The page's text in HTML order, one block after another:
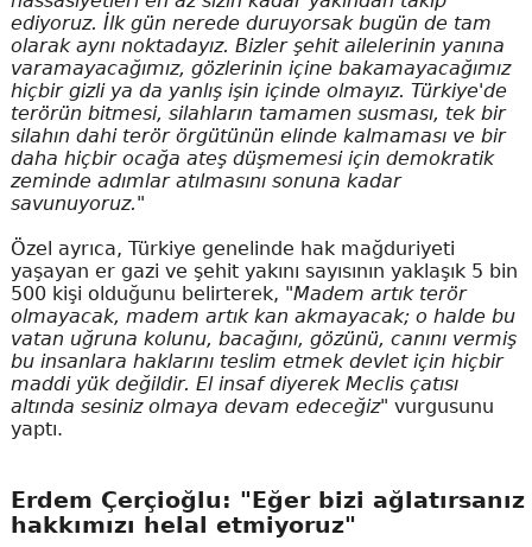
ediyoruz. İlk gün nerede duruyorsak bugün de tam
olarak aynı noktadayız. Bizler şehit ailelerinin yanına
varamayacağımız, gözlerinin içine bakamayacağımız
hiçbir gizli ya da yanlış işin içinde olmayız. Türkiye'de
terörün bitmesi, silahların tamamen susması, tek bir
silahın dahi terör örgütünün elinde kalmaması ve bir
daha hiçbir ocağa ateş düşmemesi için demokratik
zeminde adımlar atılmasını sonuna kadar
savunuyoruz."
Özel ayrıca, Türkiye genelinde hak mağduriyeti
yaşayan er gazi ve şehit yakını sayısının yaklaşık 5 bin
500 kişi olduğunu belirterek, "Madem artık terör
olmayacak, madem artık kan akmayacak; o halde bu
vatan uğruna kolunu, bacağını, gözünü, canını vermiş
bu insanlara haklarını teslim etmek devlet için hiçbir
maddi yük değildir. El insaf diyerek Meclis çatısı
altında sesiniz olmaya devam edeceğiz" vurgusunu
yaptı.
Erdem Çerçioğlu: "Eğer bizi ağlatırsanız
hakkımızı helal etmiyoruz"